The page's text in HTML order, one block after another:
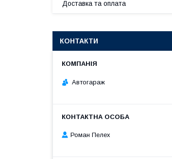
Доставка та оплата
КОНТАКТИ
Автогараж
Роман Пелех